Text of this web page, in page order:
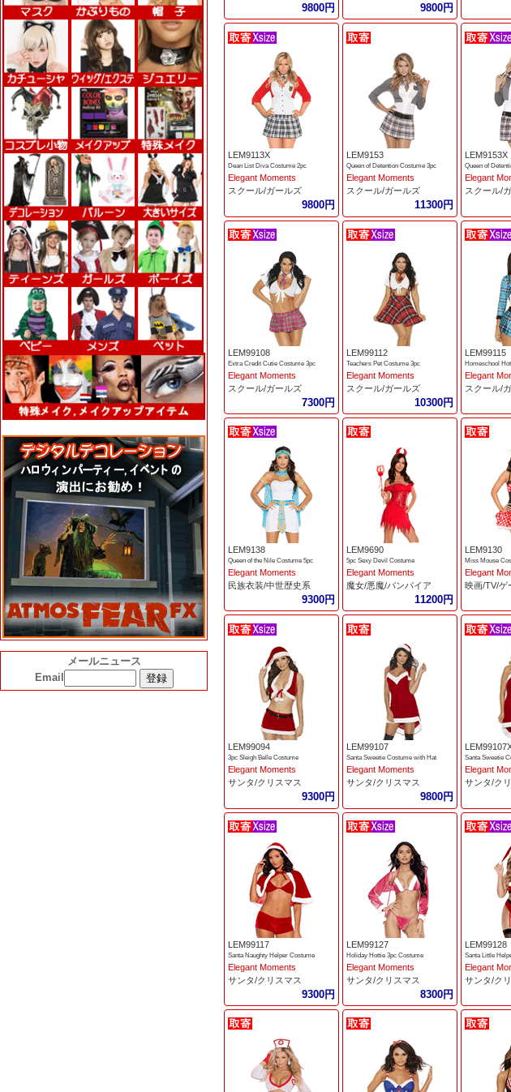
メールニュース
Email
9800円 9800円
LEM9113X
Dean List Diva Costume 2pc
Elegant Moments
スクール/ガールズ
9800円
LEM9153
Queen of Detention Costume 3pc
Elegant Moments
スクール/ガールズ
11300円
LEM9153X
Queen of
Elegant
スクール/
LEM99108
Extra Credit Cutie Costume 3pc
Elegant Moments
スクール/ガールズ
7300円
LEM99112
Teachers Pet Costume 3pc
Elegant Moments
スクール/ガールズ
10300円
LEM99115
Homeschool
Elegant
スクール/
LEM9138
Queen of the Nile Costume 5pc
Elegant Moments
民族衣装/中世歴史系
9300円
LEM9690
5pc Sexy Devil Costume
Elegant Moments
魔女/悪魔/バンパイア
11200円
LEM9130
Miss Mouse
Elegant
映画/TV/ゲ
LEM99094
3pc Sleigh Belle Costume
Elegant Moments
サンタ/クリスマス
9300円
LEM99107
Santa Sweetie Costume with Hat
Elegant Moments
サンタ/クリスマス
9800円
Santa Sweetie
Elegant
サンタ/ク
LEM99117
Santa Naughty Helper Costume
Elegant Moments
サンタ/クリスマス
9300円
LEM99127
Holiday Hottie 3pc Costume
Elegant Moments
サンタ/クリスマス
8300円
LEM99128
Santa Little
Elegant
サンタ/ク